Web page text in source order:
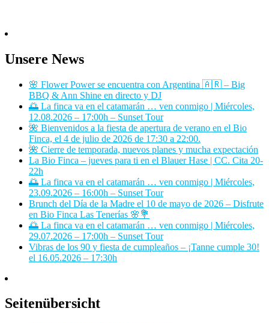
Unsere News
🌸 Flower Power se encuentra con Argentina 🇦🇷 – Big
BBQ & Ann Shine en directo y DJ
🌅 La finca va en el catamarán … ven conmigo | Miércoles,
12.08.2026 – 17:00h – Sunset Tour
🌺 Bienvenidos a la fiesta de apertura de verano en el Bio
Finca, el 4 de julio de 2026 de 17:30 a 22:00.
🌺 Cierre de temporada, nuevos planes y mucha expectación
La Bio Finca – jueves para ti en el Blauer Hase | CC. Cita 20-
22h
🌅 La finca va en el catamarán … ven conmigo | Miércoles,
23.09.2026 – 16:00h – Sunset Tour
Brunch del Día de la Madre el 10 de mayo de 2026 – Disfrute
en Bio Finca Las Tenerías 🌸💐
🌅 La finca va en el catamarán … ven conmigo | Miércoles,
29.07.2026 – 17:00h – Sunset Tour
Vibras de los 90 y fiesta de cumpleaños – ¡Tanne cumple 30!
el 16.05.2026 – 17:30h
Seitenübersicht